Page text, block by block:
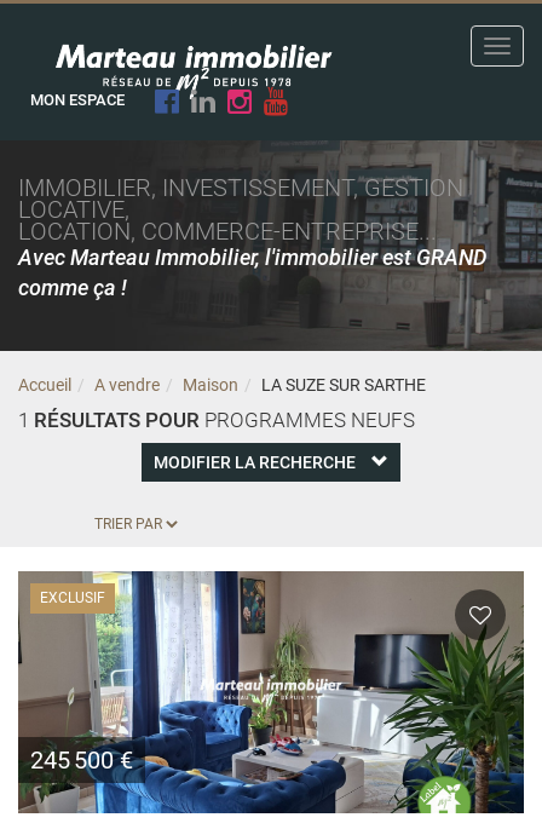
MON ESPACE
IMMOBILIER, INVESTISSEMENT, GESTION
LOCATIVE,
LOCATION, COMMERCE-ENTREPRISE...
Avec Marteau Immobilier, l'immobilier est GRAND
comme ça !
Accueil A vendre Maison LA SUZE SUR SARTHE
1 RÉSULTATS POUR PROGRAMMES NEUFS
MODIFIER LA RECHERCHE
EXCLUSIF
245 500 €